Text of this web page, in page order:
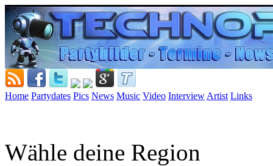
Home Partydates Pics News Music Video Interview Artist Links
Wähle deine Region